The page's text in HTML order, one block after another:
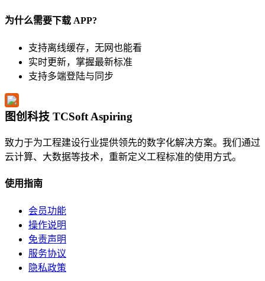
为什么需要下载 APP?
支持离线缓存，无网也能看
实时更新，掌握最新标准
支持多端登陆与同步
图创科技 TCSoft Aspiring
致力于为工程建设行业提供领先的数字化解决方案。我们通过
云计算、大数据等技术，重新定义工程标准的使用方式。
使用指南
会员功能
操作说明
免责声明
服务协议
隐私政策